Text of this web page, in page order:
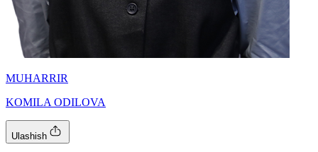
MUHARRIR
KOMILA ODILOVA
Ulashish